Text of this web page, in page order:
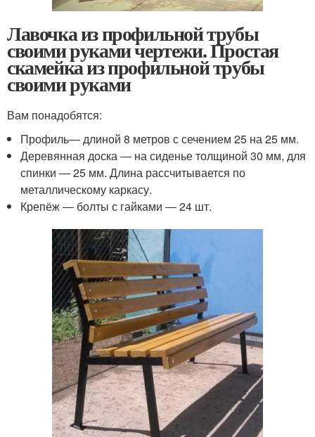
Лавочка из профильной трубы
своими руками чертежи. Простая
скамейка из профильной трубы
своими руками
Вам понадобятся:
Профиль― длиной 8 метров с сечением 25 на 25 мм.
Деревянная доска ― на сиденье толщиной 30 мм, для
спинки ― 25 мм. Длина рассчитывается по
металлическому каркасу.
Крепёж ― болты с гайками ― 24 шт.